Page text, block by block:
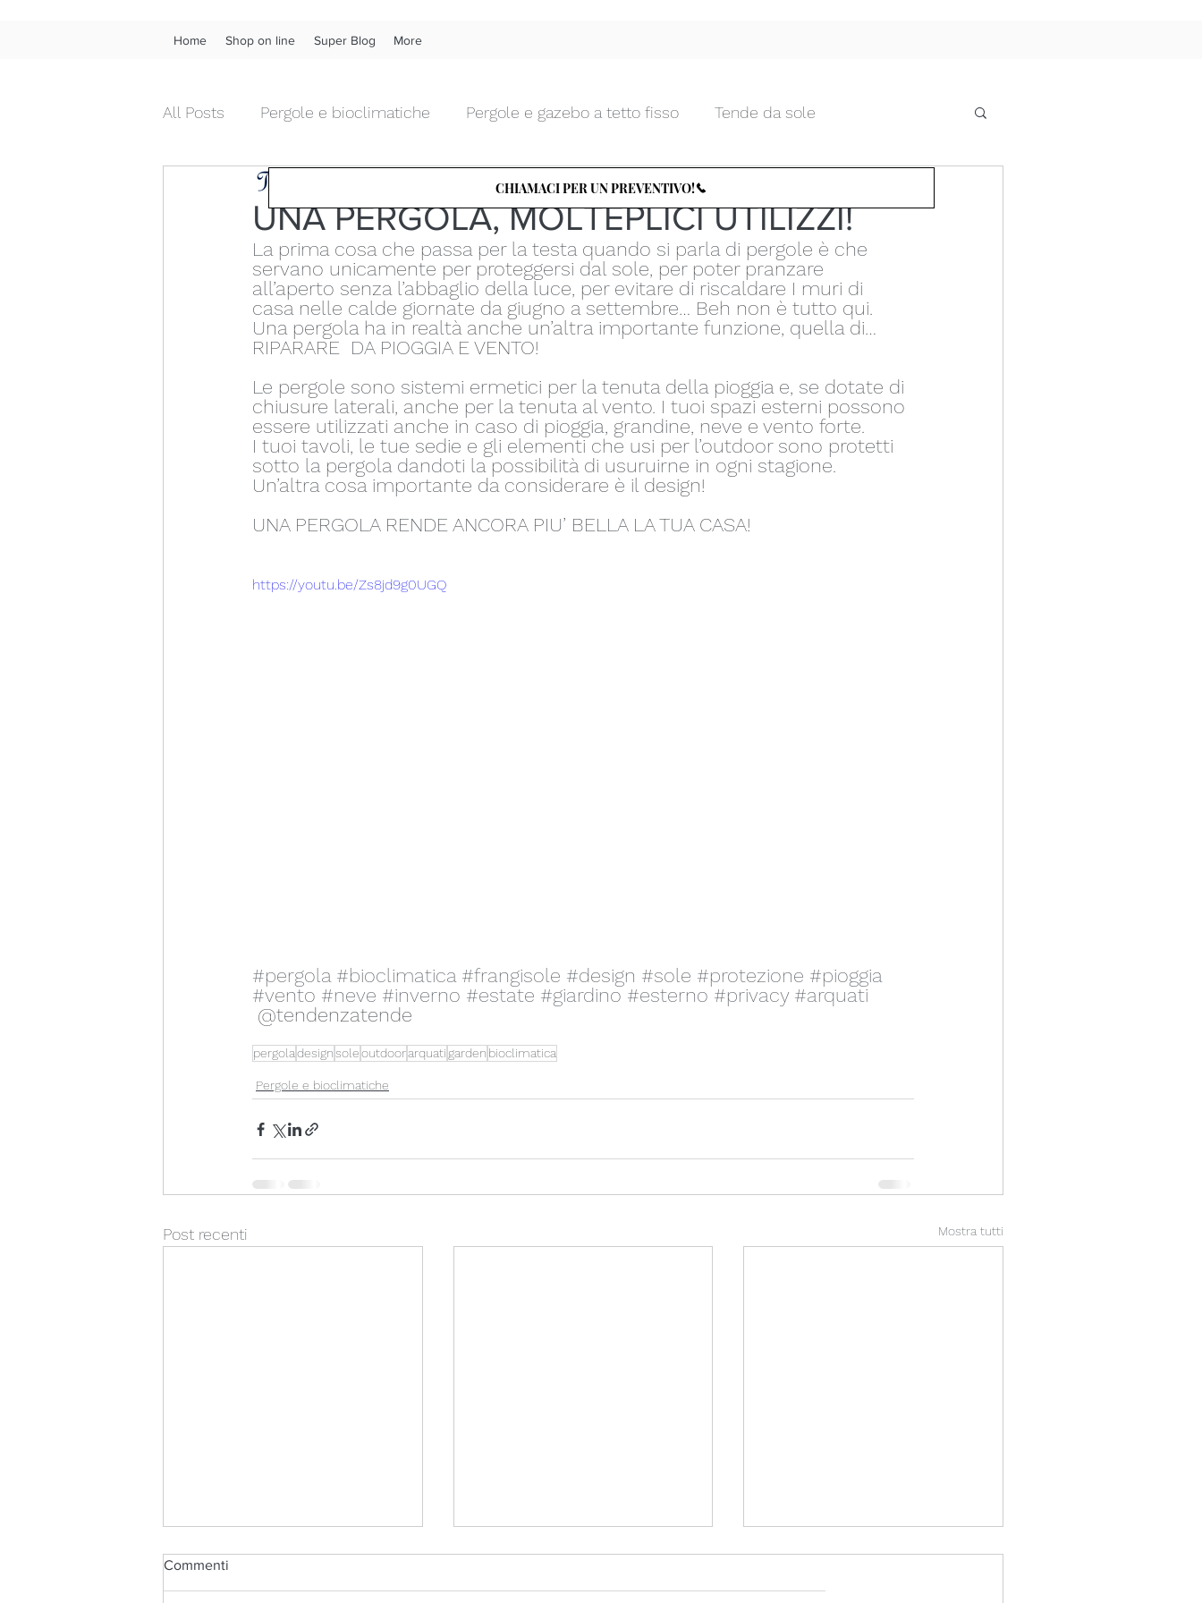
Home Shop on line Super Blog More
All Posts Pergole e bioclimatiche Pergole e gazebo a tetto fisso Tende da sole
Tende da interno diritte Tende da interno morbide Tende da interno tecniche
Chiusure da esterni in pvc Chiusure da esterni in vetro Zanzariere Tettucci e pensiline
Fonoassorbenza acustica Arte e Design Tende d'artista TENDENZA PER IL FUTURO
Frangivista Vele Cucine e BBQ
UNA PERGOLA, MOLTEPLICI UTILIZZI!
Tempo di lettura: 1 min
La prima cosa che passa per la testa quando si parla di pergole è che
servano unicamente per proteggersi dal sole, per poter pranzare
all’aperto senza l’abbaglio della luce, per evitare di riscaldare I muri di
casa nelle calde giornate da giugno a settembre… Beh non è tutto qui.
Una pergola ha in realtà anche un’altra importante funzione, quella di…
RIPARARE  DA PIOGGIA E VENTO!
Le pergole sono sistemi ermetici per la tenuta della pioggia e, se dotate di
chiusure laterali, anche per la tenuta al vento. I tuoi spazi esterni possono
essere utilizzati anche in caso di pioggia, grandine, neve e vento forte.
I tuoi tavoli, le tue sedie e gli elementi che usi per l’outdoor sono protetti
sotto la pergola dandoti la possibilità di usuruirne in ogni stagione.
Un’altra cosa importante da considerare è il design!
UNA PERGOLA RENDE ANCORA PIU’ BELLA LA TUA CASA!
https://youtu.be/Zs8jd9g0UGQ
#pergola #bioclimatica #frangisole #design #sole #protezione #pioggia
#vento #neve #inverno #estate #giardino #esterno #privacy #arquati
@tendenzatende
pergoladesignsoleoutdoorarquati garden bioclimatica
Pergole e bioclimatiche
Post recenti Mostra tutti
Commenti
CHIAMACI PER UN PREVENTIVO!